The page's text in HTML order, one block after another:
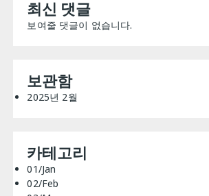
최신 댓글
보여줄 댓글이 없습니다.
보관함
2025년 2월
카테고리
01/Jan
02/Feb